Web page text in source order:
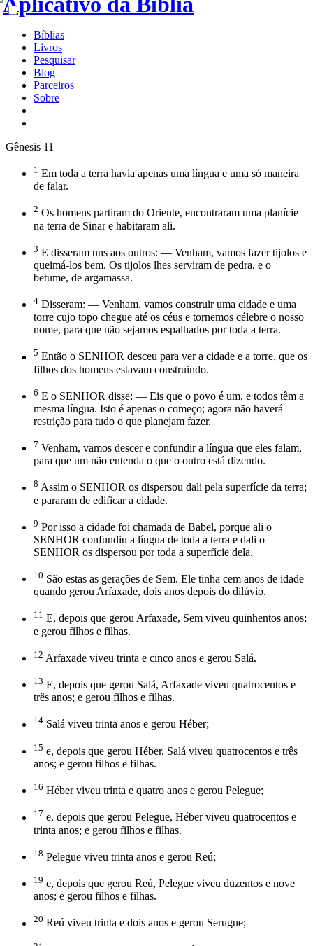
Bíblias
Livros
Pesquisar
Blog
Parceiros
Sobre
Gênesis 11
1 Em toda a terra havia apenas uma língua e uma só maneira
de falar.
2 Os homens partiram do Oriente, encontraram uma planície
na terra de Sinar e habitaram ali.
3 E disseram uns aos outros: — Venham, vamos fazer tijolos e
queimá-los bem. Os tijolos lhes serviram de pedra, e o
betume, de argamassa.
4 Disseram: — Venham, vamos construir uma cidade e uma
torre cujo topo chegue até os céus e tornemos célebre o nosso
nome, para que não sejamos espalhados por toda a terra.
5 Então o SENHOR desceu para ver a cidade e a torre, que os
filhos dos homens estavam construindo.
6 E o SENHOR disse: — Eis que o povo é um, e todos têm a
mesma língua. Isto é apenas o começo; agora não haverá
restrição para tudo o que planejam fazer.
7 Venham, vamos descer e confundir a língua que eles falam,
para que um não entenda o que o outro está dizendo.
8 Assim o SENHOR os dispersou dali pela superfície da terra;
e pararam de edificar a cidade.
9 Por isso a cidade foi chamada de Babel, porque ali o
SENHOR confundiu a língua de toda a terra e dali o
SENHOR os dispersou por toda a superfície dela.
10 São estas as gerações de Sem. Ele tinha cem anos de idade
quando gerou Arfaxade, dois anos depois do dilúvio.
11 E, depois que gerou Arfaxade, Sem viveu quinhentos anos;
e gerou filhos e filhas.
12 Arfaxade viveu trinta e cinco anos e gerou Salá.
13 E, depois que gerou Salá, Arfaxade viveu quatrocentos e
três anos; e gerou filhos e filhas.
14 Salá viveu trinta anos e gerou Héber;
15 e, depois que gerou Héber, Salá viveu quatrocentos e três
anos; e gerou filhos e filhas.
16 Héber viveu trinta e quatro anos e gerou Pelegue;
17 e, depois que gerou Pelegue, Héber viveu quatrocentos e
trinta anos; e gerou filhos e filhas.
18 Pelegue viveu trinta anos e gerou Reú;
19 e, depois que gerou Reú, Pelegue viveu duzentos e nove
anos; e gerou filhos e filhas.
20 Reú viveu trinta e dois anos e gerou Serugue;